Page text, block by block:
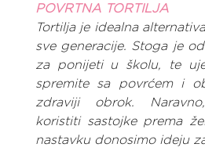
POVRTNA TORTILJA
Tortilja je idealna
sve generacije. Stoga je
za ponijeti u školu, te
spremite sa povrćem i
zdraviji obrok.
koristiti sastojke prema
nastavku donosimo ideju